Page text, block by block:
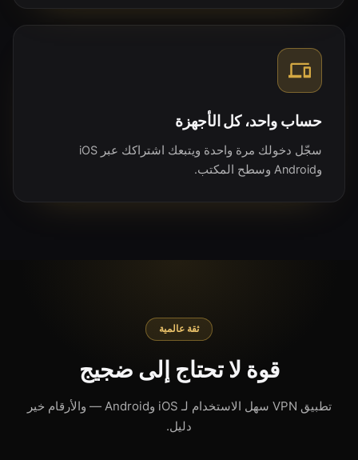
حساب واحد، كل الأجهزة
سجّل دخولك مرة واحدة ويتبعك اشتراكك عبر iOS
وAndroid وسطح المكتب.
ثقة عالمية
قوة لا تحتاج إلى ضجيج
تطبيق VPN سهل الاستخدام لـ iOS وAndroid — والأرقام خير
دليل.